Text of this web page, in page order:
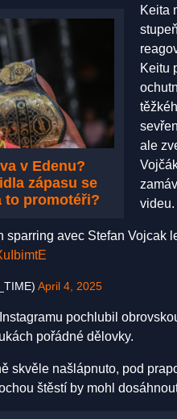
v Edenu?
zápasu se
to promotéři?
Keita
Keitu
ale
videu.
sparring avec Stefan Vojcak
April 4, 2025
pochlubil
pořádné dělovky.
skvěle našlápnuto, pod
štěstí by mohl